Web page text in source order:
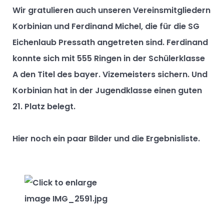
Wir gratulieren auch unseren Vereinsmitgliedern
Korbinian und Ferdinand Michel, die für die SG
Eichenlaub Pressath angetreten sind. Ferdinand
konnte sich mit 555 Ringen in der Schülerklasse
A den Titel des bayer. Vizemeisters sichern. Und
Korbinian hat in der Jugendklasse einen guten
21. Platz belegt.
Hier noch ein paar Bilder und die Ergebnisliste.